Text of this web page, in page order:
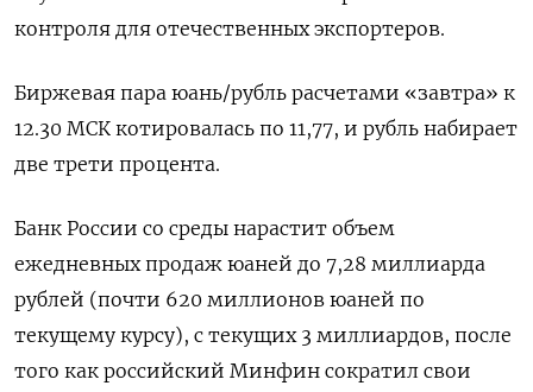
контроля для отечественных экспортеров.
Биржевая пара юань/рубль расчетами «завтра» к
12.30 МСК котировалась по 11,77, и рубль набирает
две трети процента.
Банк России со среды нарастит объем
ежедневных продаж юаней до 7,28 миллиарда
рублей (почти 620 миллионов юаней по
текущему курсу), с текущих 3 миллиардов, после
того как российский Минфин сократил свои